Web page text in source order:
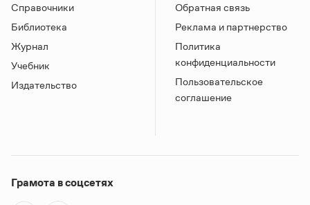
Справочники
Библиотека
Журнал
Учебник
Издательство
Обратная связь
Реклама и партнерство
Политика
конфиденциальности
Пользовательское
соглашение
Грамота в соцсетях